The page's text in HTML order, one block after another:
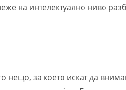
на интелектуално ниво
нещо, за което искат да